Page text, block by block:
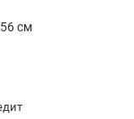
56 см